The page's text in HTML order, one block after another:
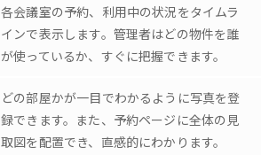
各会議室の予約、利用中の状況をタイムラ
インで表示します。管理者はどの物件を誰
が使っているか、すぐに把握できます。
どの部屋かが一目でわかるように写真を登
録できます。また、予約ページに全体の見
取図を配置でき、直感的にわかります。